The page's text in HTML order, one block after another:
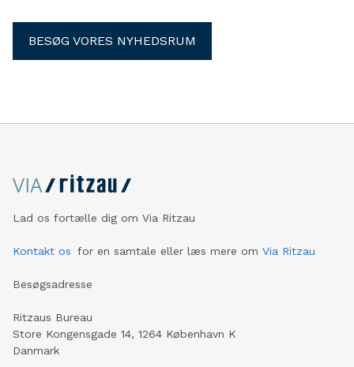
BESØG VORES NYHEDSRUM
Lad os fortælle dig om Via Ritzau
Kontakt os for en samtale eller læs mere om Via Ritzau
Besøgsadresse
Ritzaus Bureau
Store Kongensgade 14, 1264 København K
Danmark